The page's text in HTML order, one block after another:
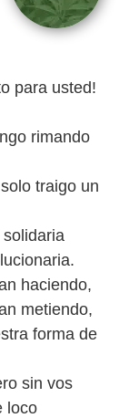
para usted!
rimando
traigo un
haciendo,
metiendo,
forma de
sin vos
loco